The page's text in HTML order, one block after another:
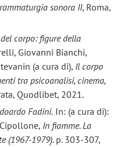
sonora II, Roma,
corpo: figure della
Giovanni Bianchi,
(a cura di), Il corpo
tra psicoanalisi, cinema,
Quodlibet, 2021.
Fadini.In: (a cura di):
Cipollone, In fiamme. La
(1967-1979). p. 303-307,